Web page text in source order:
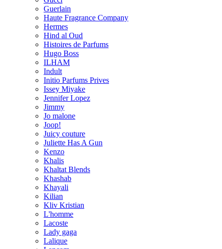
Guerlain
Haute Fragrance Company
Hermes
Hind al Oud
Histoires de Parfums
Hugo Boss
ILHAM
Indult
Initio Parfums Prives
Issey Miyake
Jennifer Lopez
Jimmy
Jo malone
Joop!
Juicy couture
Juliette Has A Gun
Kenzo
Khalis
Khaltat Blends
Khashab
Khayali
Kilian
Kliv Kristian
L'homme
Lacoste
Lady gaga
Lalique